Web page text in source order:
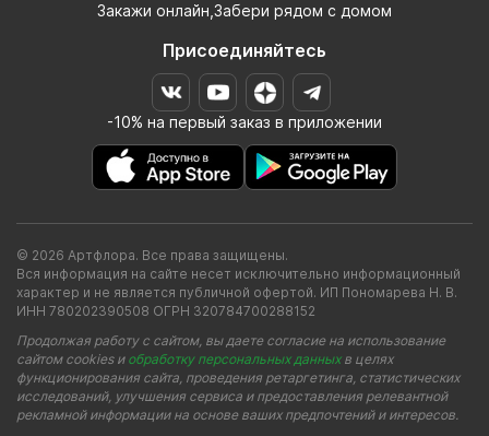
Закажи онлайн,Забери рядом с домом
Присоединяйтесь
-10% на первый заказ в приложении
© 2026 Артфлора. Все права защищены.
Вся информация на сайте несет исключительно информационный
характер и не является публичной офертой. ИП Пономарева Н. В.
ИНН 780202390508 ОГРН 320784700288152
Продолжая работу с сайтом, вы даете согласие на использование
сайтом cookies и обработку персональных данныхв целях
функционирования сайта, проведения ретаргетинга, статистических
исследований, улучшения сервиса и предоставления релевантной
рекламной информации на основе ваших предпочтений и интересов.